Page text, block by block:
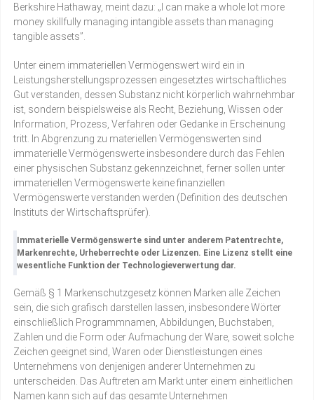
Berkshire Hathaway, meint dazu: „I can make a whole lot more
money skillfully managing intangible assets than managing
tangible assets”.
Unter einem immateriellen Vermögenswert wird ein in
Leistungsherstellungsprozessen eingesetztes wirtschaftliches
Gut verstanden, dessen Substanz nicht körperlich wahrnehmbar
ist, sondern beispielsweise als Recht, Beziehung, Wissen oder
Information, Prozess, Verfahren oder Gedanke in Erscheinung
tritt. In Abgrenzung zu materiellen Vermögenswerten sind
immaterielle Vermögenswerte insbesondere durch das Fehlen
einer physischen Substanz gekennzeichnet, ferner sollen unter
immateriellen Vermögenswerte keine finanziellen
Vermögenswerte verstanden werden (Definition des deutschen
Instituts der Wirtschaftsprüfer).
Immaterielle Vermögenswerte sind unter anderem Patentrechte,
Markenrechte, Urheberrechte oder Lizenzen. Eine Lizenz stellt eine
wesentliche Funktion der Technologieverwertung dar.
Gemäß § 1 Markenschutzgesetz können Marken alle Zeichen
sein, die sich grafisch darstellen lassen, insbesondere Wörter
einschließlich Programmnamen, Abbildungen, Buchstaben,
Zahlen und die Form oder Aufmachung der Ware, soweit solche
Zeichen geeignet sind, Waren oder Dienstleistungen eines
Unternehmens von denjenigen anderer Unternehmen zu
unterscheiden. Das Auftreten am Markt unter einem einheitlichen
Namen kann sich auf das gesamte Unternehmen